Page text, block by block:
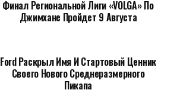
Финал Региональной Лиги «VOLGA» По
Джимхане Пройдет 9 Августа
Ford Раскрыл Имя И Стартовый Ценник
Своего Нового Среднеразмерного
Пикапа